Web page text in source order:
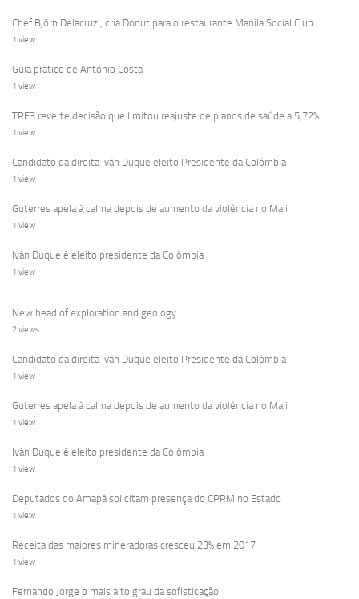
Chef Björn Delacruz , cria Donut para o restaurante Manila Social Club
1 view
Guia prático de António Costa
1 view
TRF3 reverte decisão que limitou reajuste de planos de saúde a 5,72%
1 view
Candidato da direita Iván Duque eleito Presidente da Colômbia
1 view
Guterres apela à calma depois de aumento da violência no Mali
1 view
Iván Duque é eleito presidente da Colômbia
1 view
New head of exploration and geology
2 views
Candidato da direita Iván Duque eleito Presidente da Colômbia
1 view
Guterres apela à calma depois de aumento da violência no Mali
1 view
Iván Duque é eleito presidente da Colômbia
1 view
Deputados do Amapá solicitam presença do CPRM no Estado
1 view
Receita das maiores mineradoras cresceu 23% em 2017
1 view
Fernando Jorge o mais alto grau da sofisticação